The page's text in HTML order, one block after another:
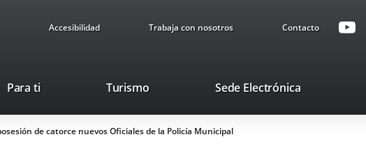
Accesibilidad Trabaja con nosotros Contacto
Para ti TurismoEste
se
abrirá
Sede ElectrónicaEnlace
una
de catorce nuevos Oficiales de la Policía Municipal